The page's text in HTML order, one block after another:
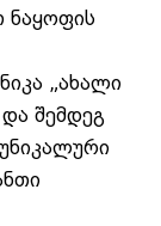
ნაყოფის
„ახალი
შემდეგ